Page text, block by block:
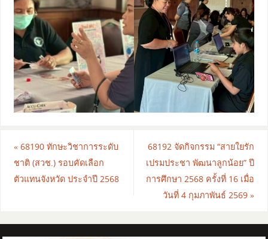
«68190 ทักษะวิชาการระดับ
ชาติ (สวช.) รอบคัดเลือก
ตัวแทนจังหวัด ประจำปี 2568
68192 จัดกิจกรรม “สายใยรัก
เปรมประชา พัฒนาลูกน้อย” ปี
การศึกษา 2568 ครั้งที่ 16 เมื่อ
วันที่ 4 กุมภาพันธ์ 2569»